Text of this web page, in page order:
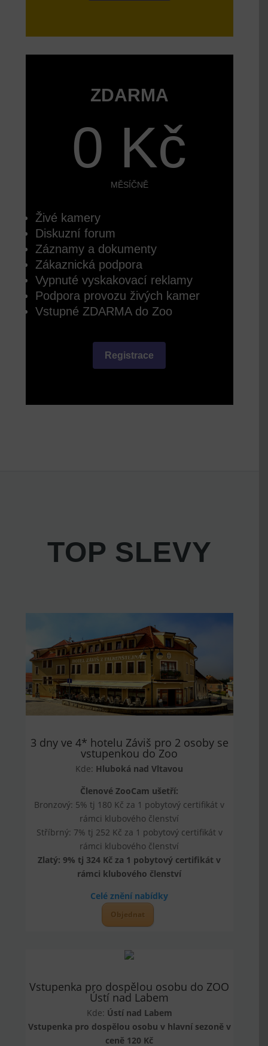
ZDARMA
0 Kč
MĚSÍČNĚ
Živé kamery
Diskuzní forum
Záznamy a dokumenty
Zákaznická podpora
Vypnuté vyskakovací reklamy
Podpora provozu živých kamer
Vstupné ZDARMA do Zoo
Registrace
TOP SLEVY
3 dny ve 4* hotelu Záviš pro 2 osoby se
vstupenkou do Zoo
Kde: Hluboká nad Vltavou
Členové ZooCam ušetří:
Bronzový: 5% tj 180 Kč za 1 pobytový certifikát v
rámci klubového členství
Stříbrný: 7% tj 252 Kč za 1 pobytový certifikát v
rámci klubového členství
Zlatý: 9% tj 324 Kč za 1 pobytový certifikát v
rámci klubového členství
Celé znění nabídky
Objednat
Vstupenka pro dospělou osobu do ZOO
Ústí nad Labem
Kde: Ústí nad Labem
Vstupenka pro dospělou osobu v hlavní sezoně v
ceně 120 Kč